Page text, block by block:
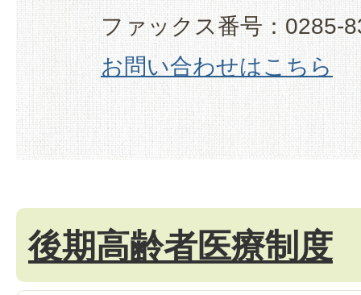
ファックス番号：0285-
お問い合わせはこちら
後期高齢者医療制度